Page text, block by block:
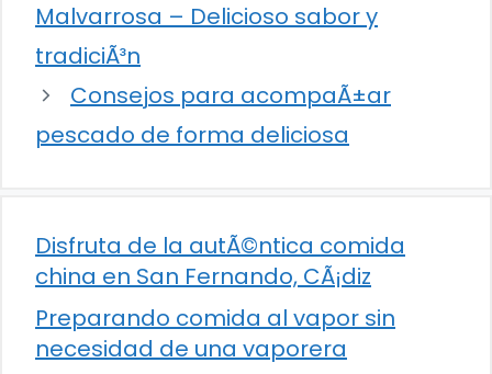
Malvarrosa – Delicioso sabor y
tradiciÃ³n
Consejos para acompaÃ±ar
pescado de forma deliciosa
Disfruta de la autÃ©ntica comida
china en San Fernando, CÃ¡diz
Preparando comida al vapor sin
necesidad de una vaporera